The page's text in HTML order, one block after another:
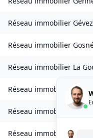
Réseau immobilier
Réseau immobilier
Réseau immobilier La
Réseau immobilierGoven
Réseau immobilier
Réseau immobilierLa